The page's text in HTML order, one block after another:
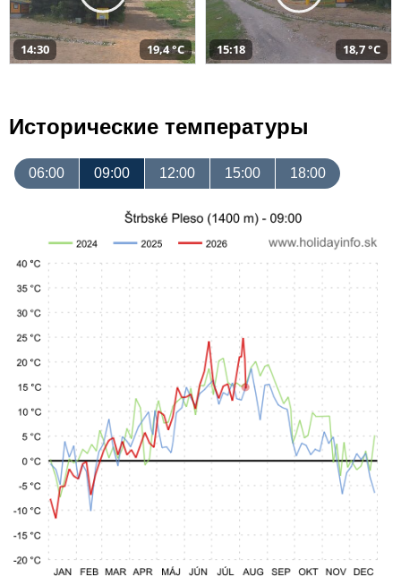
14:30 19,4 °C 15:18 18,7 °C
Исторические температуры
06:00 09:00 12:00 15:00 18:00